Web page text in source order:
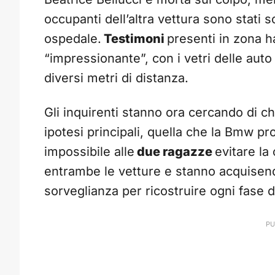
occupanti dell’altra vettura sono stati
ospedale. Testimoni presenti in zona
“impressionante”, con i vetri delle auto
diversi metri di distanza.
Gli inquirenti stanno ora cercando di
ipotesi principali, quella che la Bmw
impossibile alle due ragazze evitare la
entrambe le vetture e stanno
sorveglianza per ricostruire ogni fase